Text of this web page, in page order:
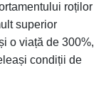
roților
superior
o viață de 300%,
condiții de